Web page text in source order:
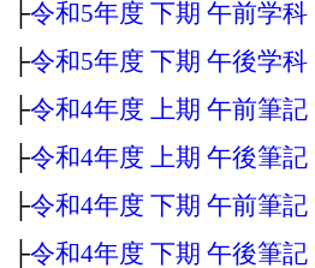
├令和5年度 下期 午前学科
├令和5年度 下期 午後学科
├令和4年度 上期 午前筆記
├令和4年度 上期 午後筆記
├令和4年度 下期 午前筆記
├令和4年度 下期 午後筆記